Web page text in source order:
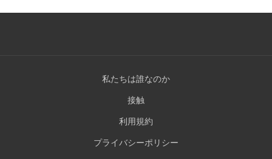
私たちは誰なのか
接触
利用規約
プライバシーポリシー